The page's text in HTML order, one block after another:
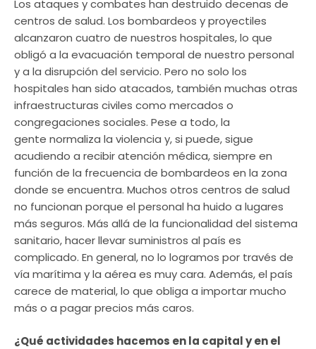
Los ataques y combates han destruido decenas de
centros de salud. Los bombardeos y proyectiles
alcanzaron cuatro de nuestros hospitales, lo que
obligó a la evacuación temporal de nuestro personal
y a la disrupción del servicio. Pero no solo los
hospitales han sido atacados, también muchas otras
infraestructuras civiles como mercados o
congregaciones sociales. Pese a todo, la
gente normaliza la violencia y, si puede, sigue
acudiendo a recibir atención médica, siempre en
función de la frecuencia de bombardeos en la zona
donde se encuentra. Muchos otros centros de salud
no funcionan porque el personal ha huido a lugares
más seguros. Más allá de la funcionalidad del sistema
sanitario, hacer llevar suministros al país es
complicado. En general, no lo logramos por través de
vía marítima y la aérea es muy cara. Además, el país
carece de material, lo que obliga a importar mucho
más o a pagar precios más caros.
¿Qué actividades hacemos en la capital y en el